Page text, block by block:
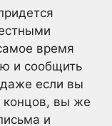
время
и сообщить
если вы
концов, вы же
и